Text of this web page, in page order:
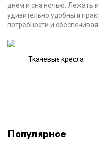
днем и сна ночью. Лежать
удивительно удобны и
потребности и
Тканевые кресла
Популярное